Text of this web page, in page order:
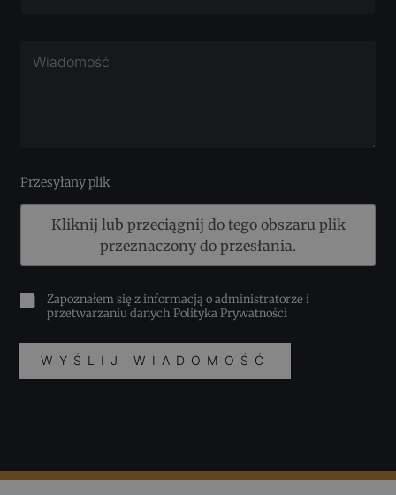
Przesyłany plik
Kliknij lub przeciągnij do tego obszaru plik
przeznaczony do przesłania.
Zapoznałem się z informacją o administratorze i
przetwarzaniu danychPolityka Prywatności
WYŚLIJ WIADOMOŚĆ